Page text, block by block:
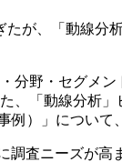
たが、「動線
分野・セグメ
、「動線分析
例）」につい
調査ニーズが